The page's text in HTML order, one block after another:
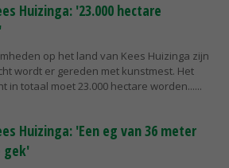
Huizinga: '23.000 hectare
op het land van Kees Huizinga zijn
wordt er gereden met kunstmest. Het
in totaal moet 23.000 hectare worden...
Huizinga: 'Een eg van 36 meter
gek'